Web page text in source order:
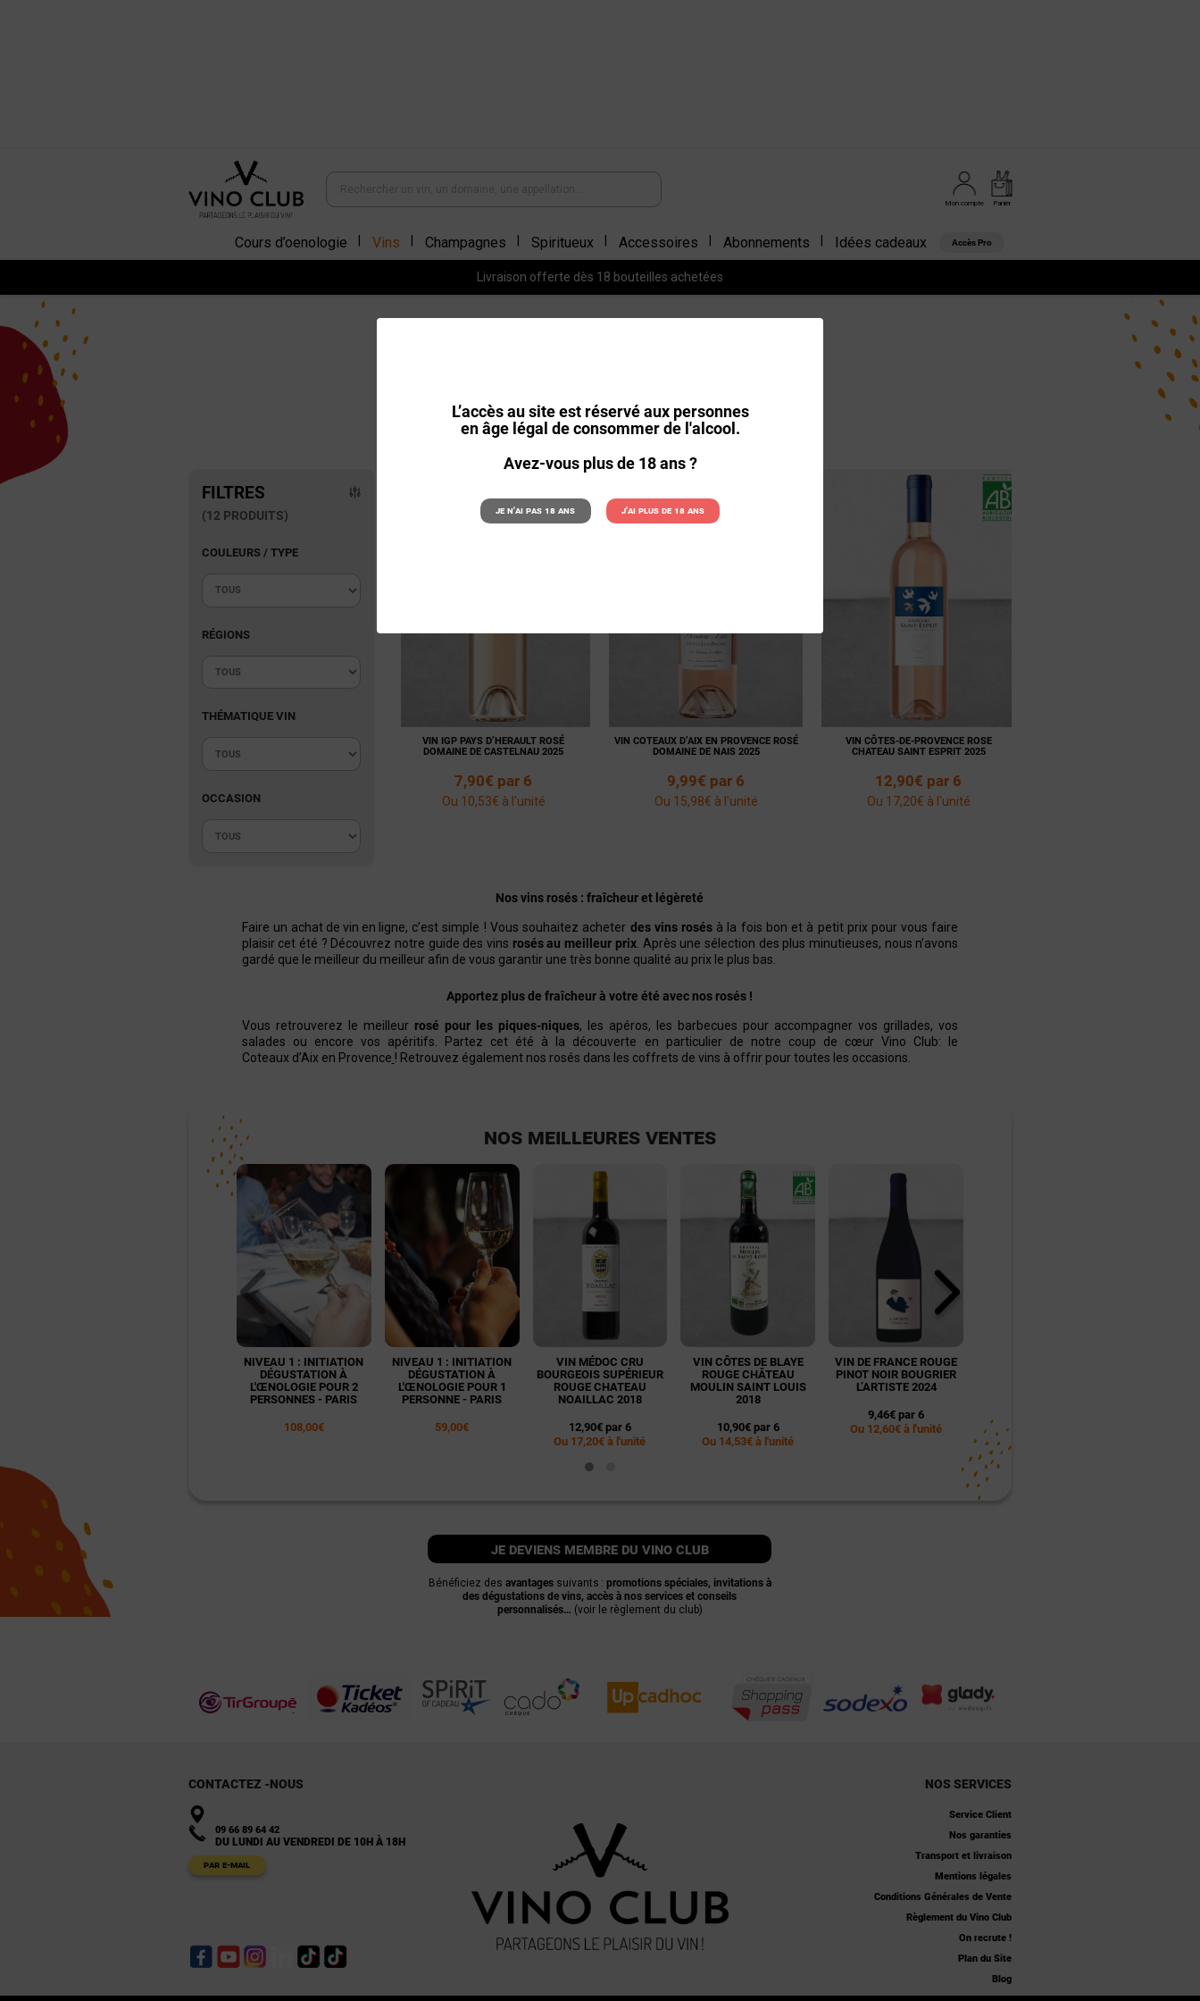
L’accès au site est réservé aux personnes
en âge légal de consommer de l'alcool.
Avez-vous plus de 18 ans ?
Je n'ai pas 18 ans J'ai plus de 18 ans
Panier
Mon compte
Cours d’oenologie Vins Champagnes Spiritueux Accessoires Abonnements Idées cadeaux Accès Pro
Livraison offerte dès 18 bouteilles achetées
FILTRES
(12 PRODUITS)
COULEURS / TYPE
RÉGIONS
THÉMATIQUE VIN
OCCASION
TRIER PAR PRIX CROISSANT
VIN IGP PAYS D’HERAULT ROSÉ
DOMAINE DE CASTELNAU 2025
7,90€ par 6
Ou 10,53€ à l'unité
au panier
VIN COTEAUX D’AIX EN PROVENCE ROSÉ
DOMAINE DE NAIS 2025
9,99€ par 6
Ou 15,98€ à l'unité
fiche
VIN CÔTES-DE-PROVENCE ROSE
CHATEAU SAINT ESPRIT 2025
12,90€ par 6
Ou 17,20€ à l'unité
Nos vins rosés : fraîcheur et légèreté
Faire un achat de vin en ligne, c’est simple ! Vous souhaitez acheter des vins rosés à la fois bon et à petit prix pour vous faire
plaisir cet été ? Découvrez notre guide des vins rosés au meilleur prix. Après une sélection des plus minutieuses, nous n’avons
gardé que le meilleur du meilleur afin de vous garantir une très bonne qualité au prix le plus bas.
Apportez plus de fraîcheur à votre été avec nos rosés !
Vous retrouverez le meilleur rosé pour les piques-niques, les apéros, les barbecues pour accompagner vos grillades, vos
salades ou encore vos apéritifs. Partez cet été à la découverte en particulier de notre coup de cœur Vino Club: le
Coteaux d’Aix en Provence ! Retrouvez également nos rosés dans les coffrets de vins à offrir pour toutes les occasions.
NOS MEILLEURES VENTES
NIVEAU 1 : INITIATION
DÉGUSTATION À
L'ŒNOLOGIE POUR 2
PERSONNES - PARIS
108,00€
NIVEAU 1 : INITIATION
DÉGUSTATION À
L'ŒNOLOGIE POUR 1
PERSONNE - PARIS
59,00€
VIN MÉDOC CRU
BOURGEOIS SUPÉRIEUR
ROUGE CHATEAU
NOAILLAC 2018
12,90€ par 6
Ou 17,20€ à l'unité
VIN CÔTES DE BLAYE
ROUGE CHÂTEAU
MOULIN SAINT LOUIS
2018
10,90€ par 6
Ou 14,53€ à l'unité
VIN DE FRANCE ROUGE
PINOT NOIR BOUGRIER
L’ARTISTE 2024
9,46€ par 6
Ou 12,60€ à l'unité
je deviens membre du vino club
Bénéficiez des avantagessuivants : promotions spéciales, invitations à
des dégustations de vins, accès à nos services et conseils
personnalisés… (voir le règlement du club)
CONTACTEZ -NOUS
09 66 89 64 42
DU LUNDI AU VENDREDI DE 10H À 18H
PAR E-MAIL
NOS SERVICES
Service Client
Nos garanties
Transport et livraison
Mentions légales
Conditions Générales de Vente
Règlement du Vino Club
On recrute !
Plan du Site
Blog
FacebookYouTubeInstagramLinkedInTikTok